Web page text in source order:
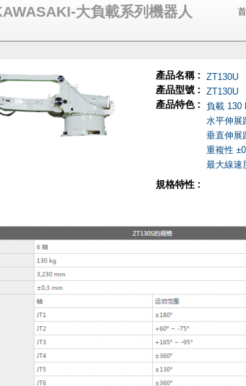
大負載系列機器人
產品名稱 : ZT130U
產品型號 : ZT130U
產品特色 : 負載 130
水平伸展
垂直伸展
重複性
最大線速
規格特性 :